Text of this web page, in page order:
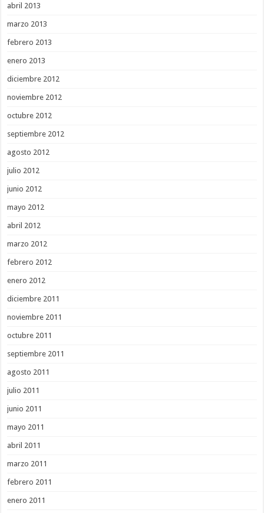
abril 2013
marzo 2013
febrero 2013
enero 2013
diciembre 2012
noviembre 2012
octubre 2012
septiembre 2012
agosto 2012
julio 2012
junio 2012
mayo 2012
abril 2012
marzo 2012
febrero 2012
enero 2012
diciembre 2011
noviembre 2011
octubre 2011
septiembre 2011
agosto 2011
julio 2011
junio 2011
mayo 2011
abril 2011
marzo 2011
febrero 2011
enero 2011